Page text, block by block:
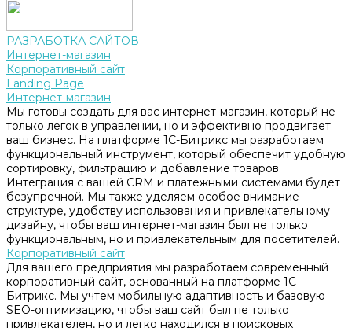
РАЗРАБОТКА САЙТОВ
Интернет-магазин
Корпоративный сайт
Landing Page
Интернет-магазин
Мы готовы создать для вас интернет-магазин, который не
только легок в управлении, но и эффективно продвигает
ваш бизнес. На платформе 1С-Битрикс мы разработаем
функциональный инструмент, который обеспечит удобную
сортировку, фильтрацию и добавление товаров.
Интеграция с вашей CRM и платежными системами будет
безупречной. Мы также уделяем особое внимание
структуре, удобству использования и привлекательному
дизайну, чтобы ваш интернет-магазин был не только
функциональным, но и привлекательным для посетителей.
Корпоративный сайт
Для вашего предприятия мы разработаем современный
корпоративный сайт, основанный на платформе 1С-
Битрикс. Мы учтем мобильную адаптивность и базовую
SEO-оптимизацию, чтобы ваш сайт был не только
привлекателен, но и легко находился в поисковых